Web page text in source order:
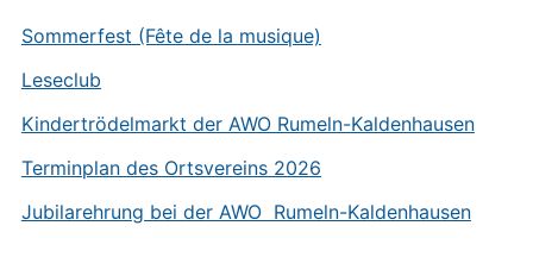
Sommerfest (Fête de la musique)
Leseclub
Kindertrödelmarkt der AWO Rumeln-Kaldenhausen
Terminplan des Ortsvereins 2026
Jubilarehrung bei der AWO Rumeln-Kaldenhausen